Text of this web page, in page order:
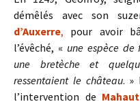
démêlés avec son
d’Auxerre, pour avoir
l’évêché, « une espèce de
une bretèche et
ressentaient le château. »
l’intervention de